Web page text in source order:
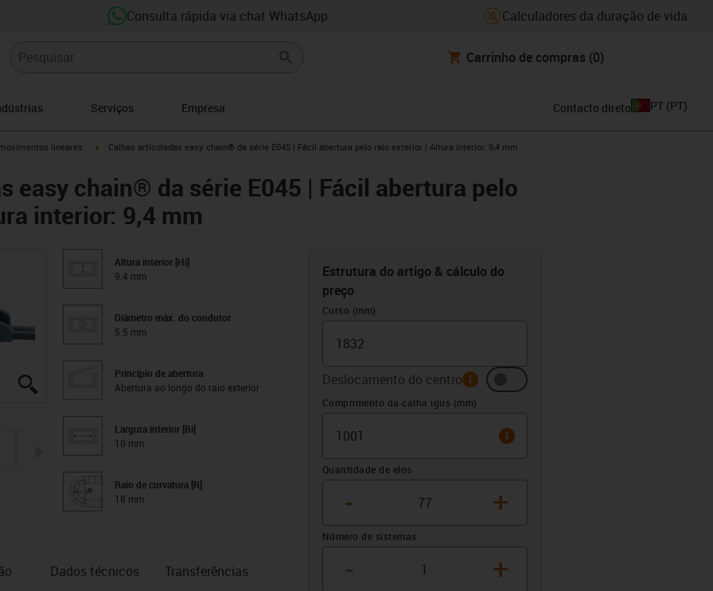
Consulta rápida via chat WhatsApp Calculadores da duração de vida
Carrinho de compras (0)
Serviços Empresa Contacto direto PT (PT)
arrow-right lineares igus-icon-arrow-right
Calhas articuladas easy chain® da série E045 | Fácil abertura pelo raio exterior | Altura interior: 9,4 mm
easy chain® da série E045 | Fácil abertura pelo
interior: 9,4 mm
igus-icon-lupe
igus-icon-lupe
igus-icon-lupe
igus-icon-lupe
igus-icon-arrow-right
Altura interior [Hi]
9.4 mm
Diâmetro máx. do condutor
5.5 mm
Princípio de abertura
Abertura ao longo do raio exterior
Largura interior [Bi]
10 mm
Raio de curvatura [R]
18 mm
Estrutura do artigo & cálculo do
preço
Curso (mm)
Deslocamento do centroinfo
Offset (mm)
Comprimento da calha igus (mm)
info
Quantidade de elos
- +
Número de sistemas
+
Dados técnicos Transferências